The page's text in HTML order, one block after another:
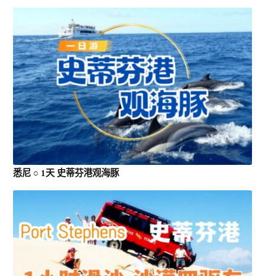
美州/美加
新西兰
中東/非洲
景点
邮轮
跟團遊(中國）
悉尼 ○ 1天 史蒂芬港观海豚